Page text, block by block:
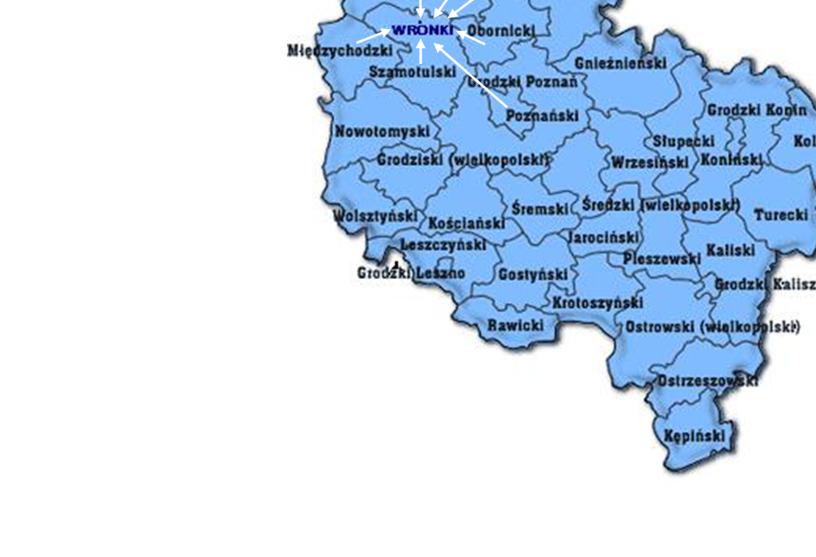
zmiany swoich ustawień.
Niezbędne
Niezbędne pliki cookies służą do prawidłowego funkcjonowania strony
internetowej i umożliwiają Ci komfortowe korzystanie z oferowanych przez
nas usług.
Pliki cookies odpowiadają na podejmowane przez Ciebie działania w
m.in. dostosowania Twoich ustawień preferencji prywatności, logowania
wypełniania formularzy. Dzięki plikom cookies strona, z której korzystasz,
może działać bez zakłóceń.
Więcej
Funkcjonalne i personalizacyjne
Tego typu pliki cookies umożliwiają stronie internetowej zapamiętanie
wprowadzonych przez Ciebie ustawień oraz personalizację określonych
funkcjonalności czy prezentowanych treści.
Dzięki tym plikom cookies możemy zapewnić Ci większy komfort
korzystania z funkcjonalności naszej strony poprzez dopasowanie jej do
Twoich indywidualnych preferencji. Wyrażenie zgody na funkcjonalne i
personalizacyjne pliki cookies gwarantuje dostępność większej ilości funkcji
Zapisz wybrane
Zezwól na wszystkie